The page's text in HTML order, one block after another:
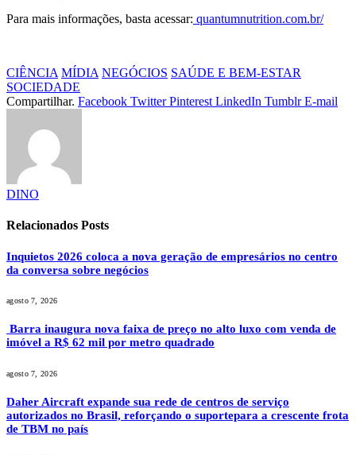
Para mais informações, basta acessar: quantumnutrition.com.br/
CIÊNCIA MÍDIA NEGÓCIOS SAÚDE E BEM-ESTAR
SOCIEDADE
Compartilhar. Facebook Twitter Pinterest LinkedIn Tumblr E-mail
DINO
Relacionados Posts
Inquietos 2026 coloca a nova geração de empresários no centro
da conversa sobre negócios
agosto 7, 2026
Barra inaugura nova faixa de preço no alto luxo com venda de
imóvel a R$ 62 mil por metro quadrado
agosto 7, 2026
Daher Aircraft expande sua rede de centros de serviço
autorizados no Brasil, reforçando o suportepara a crescente frota
de TBM no país